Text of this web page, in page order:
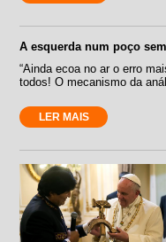
A esquerda num poço
“Ainda ecoa no ar o erro
todos! O mecanismo da
LER MAIS